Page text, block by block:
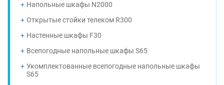
Напольные шкафы N2000
Открытые стойки телеком R300
Настенные шкафы F30
Всепогодные напольные шкафы S65
Укомплектованные всепогодные напольные шкафы
S65